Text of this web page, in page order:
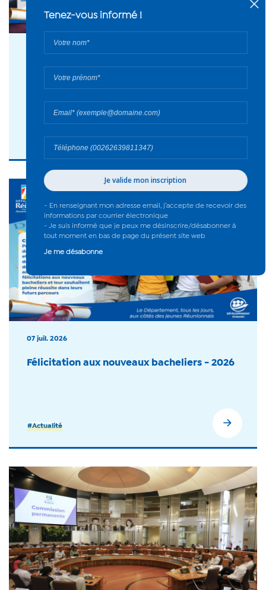
Félicitations aux lauréats du Brevet des
collèges - 2026
#Collège
07 juil. 2026
Félicitation aux nouveaux bacheliers - 2026
#Actualité